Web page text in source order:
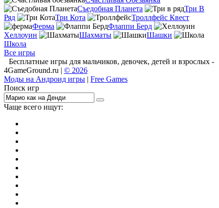
Съедобная Планета
Три В
Ряд
Три Кота
Троллфейс Квест
Ферма
Флаппи Берд
Хеллоуин
Шахматы
Шашки
Школа
Все игры
Бесплатные игры для мальчиков, девочек, детей и взрослых -
4GameGround.ru | © 2026
Моды на Андроид игры | Free Games
Поиск игр
Чаще всего ищут: